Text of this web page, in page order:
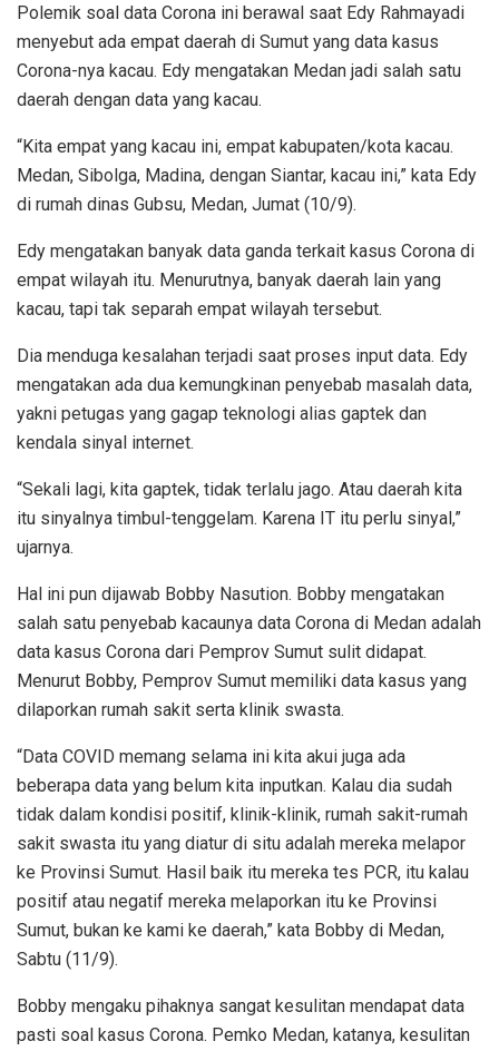
Polemik soal data Corona ini berawal saat Edy Rahmayadi
menyebut ada empat daerah di Sumut yang data kasus
Corona-nya kacau. Edy mengatakan Medan jadi salah satu
daerah dengan data yang kacau.
“Kita empat yang kacau ini, empat kabupaten/kota kacau.
Medan, Sibolga, Madina, dengan Siantar, kacau ini,” kata Edy
di rumah dinas Gubsu, Medan, Jumat (10/9).
Edy mengatakan banyak data ganda terkait kasus Corona di
empat wilayah itu. Menurutnya, banyak daerah lain yang
kacau, tapi tak separah empat wilayah tersebut.
Dia menduga kesalahan terjadi saat proses input data. Edy
mengatakan ada dua kemungkinan penyebab masalah data,
yakni petugas yang gagap teknologi alias gaptek dan
kendala sinyal internet.
“Sekali lagi, kita gaptek, tidak terlalu jago. Atau daerah kita
itu sinyalnya timbul-tenggelam. Karena IT itu perlu sinyal,”
ujarnya.
Hal ini pun dijawab Bobby Nasution. Bobby mengatakan
salah satu penyebab kacaunya data Corona di Medan adalah
data kasus Corona dari Pemprov Sumut sulit didapat.
Menurut Bobby, Pemprov Sumut memiliki data kasus yang
dilaporkan rumah sakit serta klinik swasta.
“Data COVID memang selama ini kita akui juga ada
beberapa data yang belum kita inputkan. Kalau dia sudah
tidak dalam kondisi positif, klinik-klinik, rumah sakit-rumah
sakit swasta itu yang diatur di situ adalah mereka melapor
ke Provinsi Sumut. Hasil baik itu mereka tes PCR, itu kalau
positif atau negatif mereka melaporkan itu ke Provinsi
Sumut, bukan ke kami ke daerah,” kata Bobby di Medan,
Sabtu (11/9).
Bobby mengaku pihaknya sangat kesulitan mendapat data
pasti soal kasus Corona. Pemko Medan, katanya, kesulitan